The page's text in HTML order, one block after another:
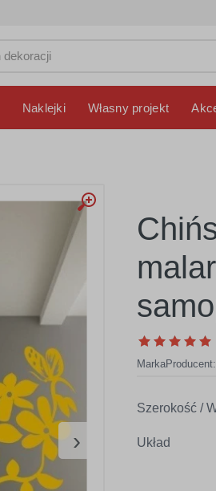
Naklejki Własny projekt
›
MarkaProducent:
Szerokość /
Układ